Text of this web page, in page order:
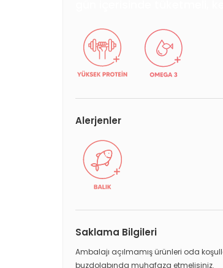
Alerjenler
Saklama Bilgileri
Ambalajı açılmamış ürünleri oda
buzdolabında muhafaza etmelisiniz.